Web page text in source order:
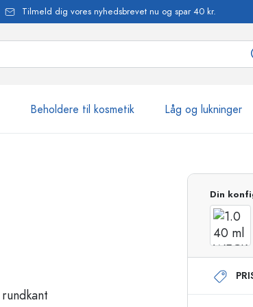
Tilmeld dig vores nyhedsbrevet nu og spar 40 kr.
Beholdere til kosmetik Låg og lukninger
Sprayflasker
Airless-dispensere
Roll-on flasker
Din